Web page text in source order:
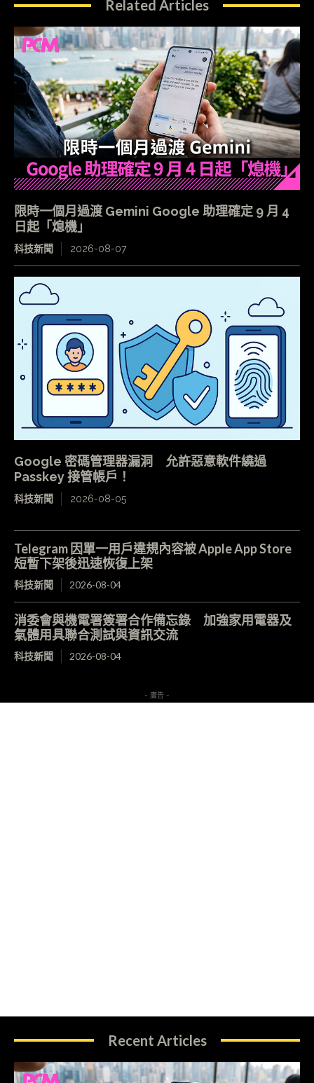
Related Articles
限時一個月過渡 Gemini Google 助理確定 9 月 4
日起「熄機」
科技新聞 2026-08-07
Google 密碼管理器漏洞 允許惡意軟件繞過
Passkey 接管帳戶！
科技新聞 2026-08-05
Telegram 因單一用戶違規內容被 Apple App Store
短暫下架後迅速恢復上架
科技新聞 2026-08-04
消委會與機電署簽署合作備忘錄 加強家用電器及
氣體用具聯合測試與資訊交流
科技新聞 2026-08-04
- 廣告 -
Recent Articles